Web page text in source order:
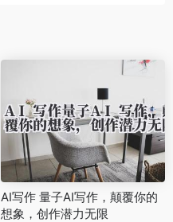
AI写作 量子AI写作，颠覆你的
想象，创作潜力无限